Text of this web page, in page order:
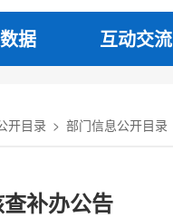
据 互动交流
开目录 > 部门信息公开目录
补办公告